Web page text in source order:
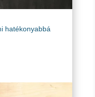
hatékonyabbá